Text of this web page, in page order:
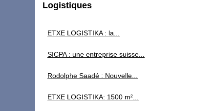
Logistiques
ETXE LOGISTIKA : la...
SICPA : une entreprise suisse...
Rodolphe Saadé : Nouvelle...
ETXE LOGISTIKA: 1500 m²...